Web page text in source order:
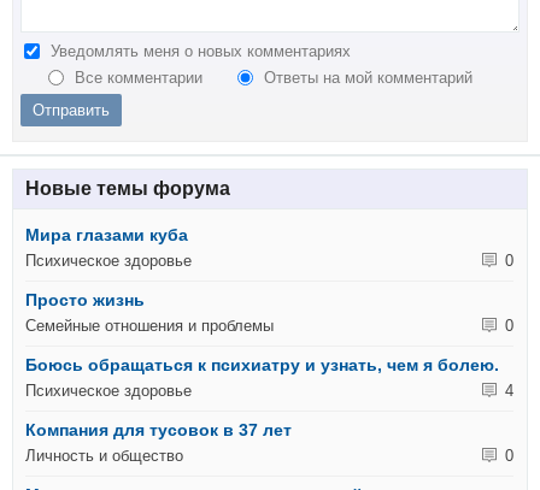
Уведомлять меня о новых комментариях
Все комментарии
Ответы на мой комментарий
Новые темы форума
Мира глазами куба
Психическое здоровье 0
Просто жизнь
Семейные отношения и проблемы 0
Боюсь обращаться к психиатру и узнать, чем я болею.
Психическое здоровье 4
Компания для тусовок в 37 лет
Личность и общество 0